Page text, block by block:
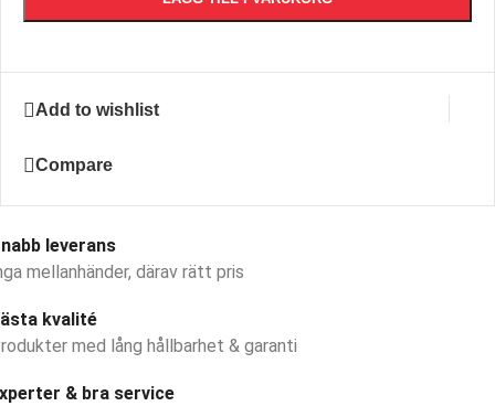
Add to wishlist
Compare
leverans​
mellanhänder, därav rätt pris
kvalité
med lång hållbarhet & garanti
& bra service